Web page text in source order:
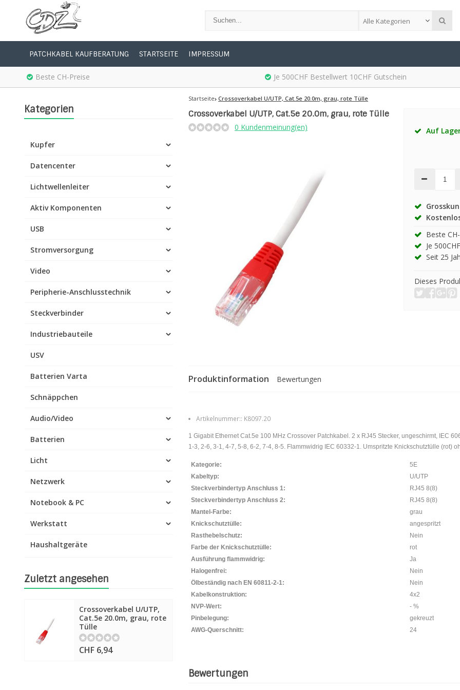
Alle Kategorien
PATCHKABEL KAUFBERATUNG STARTSEITE IMPRESSUM
Beste CH-Preise Je 500CHF Bestellwert 10CHF Gutschein
Kategorien
Kupfer
Datencenter
Lichtwellenleiter
Aktiv Komponenten
USB
Stromversorgung
Video
Peripherie-Anschlusstechnik
Steckverbinder
Industriebauteile
USV
Batterien Varta
Schnäppchen
Audio/Video
Batterien
Licht
Netzwerk
Notebook & PC
Werkstatt
Haushaltgeräte
Zuletzt angesehen
Crossoverkabel U/UTP,
Cat.5e 20.0m, grau, rote
Tülle
CHF 6,94
Startseite Crossoverkabel U/UTP, Cat.5e 20.0m, grau, rote Tülle
Crossoverkabel U/UTP, Cat.5e 20.0m, grau, rote Tülle
0 Kundenmeinung(en) Auf
Beste
Je
Seit 25
Dieses
Produktinformation Bewertungen
Artikelnummer:: K8097.20
1 Gigabit Ethernet Cat.5e 100 MHz Crossover Patchkabel. 2 x RJ45 Stecker, ungeschirmt, IEC
1-3, 2-6, 3-1, 4-7, 5-8, 6-2, 7-4, 8-5. Flammwidrig IEC 60332-1. Umspritzte Knickschutztülle (rot)
Kategorie:
5E
Kabeltyp:
U/UTP
Steckverbindertyp Anschluss 1:
RJ45 8(8)
Steckverbindertyp Anschluss 2:
RJ45 8(8)
Mantel-Farbe:
grau
Knickschutztülle:
angespritzt
Rasthebelschutz:
Nein
Farbe der Knickschutztülle:
rot
Ausführung flammwidrig:
Ja
Halogenfrei:
Nein
Ölbeständig nach EN 60811-2-1:
Nein
Kabelkonstruktion:
4x2
NVP-Wert:
- %
Pinbelegung:
gekreuzt
AWG-Querschnitt:
24
Bewertungen